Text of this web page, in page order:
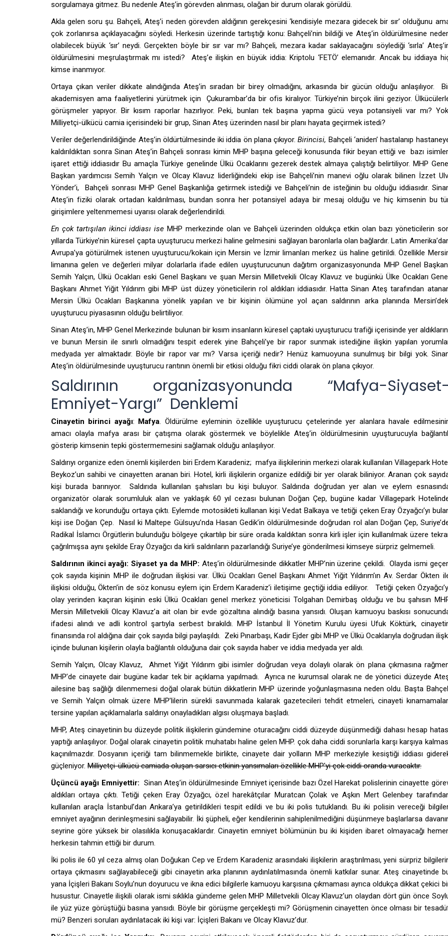
sorgulamaya gitmez. Bu nedenle Ateş’in görevden alınması, olağan bir durum olarak görüldü.
Akla gelen soru şu. Bahçeli, Ateş’i neden görevden aldığının gerekçesini ‘kendisiyle mezara gidecek bir sır’ olduğunu
çok zorlanırsa açıklayacağını söyledi. Herkesin üzerinde tartıştığı konu: Bahçeli’nin bildiği ve Ateş’in öldürülmesine
olabilecek büyük ‘sır’ neydi. Gerçekten böyle bir sır var mı? Bahçeli, mezara kadar saklayacağını söylediği ‘sırla’
öldürülmesini meşrulaştırmak mı istedi? Ateş’e ilişkin en büyük iddia: Kriptolu ‘FETÖ’ elemanıdır. Ancak bu iddiaya
kimse inanmıyor.
Ortaya çıkan veriler dikkate alındığında Ateş’in sıradan bir birey olmadığını, arkasında bir gücün olduğu anlaşılıyor.
akademisyen ama faaliyetlerini yürütmek için Çukurambar’da bir ofis kiralıyor. Türkiye’nin birçok ilini geziyor.
görüşmeler yapıyor. Bir kısım raporlar hazırlıyor. Peki, bunları tek başına yapma gücü veya potansiyeli var mı?
Milliyetçi-ülkücü camia içerisindeki bir grup, Sinan Ateş üzerinden nasıl bir planı hayata geçirmek istedi?
Veriler değerlendirildiğinde Ateş’in öldürtülmesinde iki iddia ön plana çıkıyor.Birincisi, Bahçeli ‘aniden’ hastalanıp
kaldırıldıktan sonra Sinan Ateş’in Bahçeli sonrası kimin MHP başına geleceği konusunda fikir beyan ettiği ve bazı
işaret ettiği iddiasıdır Bu amaçla Türkiye genelinde Ülkü Ocaklarını gezerek destek almaya çalıştığı belirtiliyor. MHP
Başkan yardımcısı Semih Yalçın ve Olcay Klavuz liderliğindeki ekip ise Bahçeli’nin manevi oğlu olarak bilinen İzzet
Yönder’i, Bahçeli sonrası MHP Genel Başkanlığa getirmek istediği ve Bahçeli’nin de isteğinin bu olduğu iddiasıdır.
Ateş’in fiziki olarak ortadan kaldırılması, bundan sonra her potansiyel adaya bir mesaj olduğu ve hiç kimsenin bu
girişimlere yeltenmemesi uyarısı olarak değerlendirildi.
En çok tartışılan ikinci iddiası ise MHP merkezinde olan ve Bahçeli üzerinden oldukça etkin olan bazı yöneticilerin
yıllarda Türkiye’nin küresel çapta uyuşturucu merkezi haline gelmesini sağlayan baronlarla olan bağlardır. Latin
Avrupa’ya götürülmek istenen uyuşturucu/kokain için Mersin ve İzmir limanları merkez üs haline getirildi. Özellikle
limanına gelen ve değerleri milyar dolarlarla ifade edilen uyuşturucunun dağıtım organizasyonunda MHP Genel
Semih Yalçın, Ülkü Ocakları eski Genel Başkanı ve şuan Mersin Milletvekili Olcay Klavuz ve bugünkü Ülke Ocakları
Başkanı Ahmet Yiğit Yıldırım gibi MHP üst düzey yöneticilerin rol aldıkları iddiasıdır. Hatta Sinan Ateş tarafından
Mersin Ülkü Ocakları Başkanına yönelik yapılan ve bir kişinin ölümüne yol açan saldırının arka planında
uyuşturucu piyasasının olduğu belirtiliyor.
Sinan Ateş’in, MHP Genel Merkezinde bulunan bir kısım insanların küresel çaptaki uyuşturucu trafiği içerisinde yer
ve bunun Mersin ile sınırlı olmadığını tespit ederek yine Bahçeli’ye bir rapor sunmak istediğine ilişkin yapılan
medyada yer almaktadır. Böyle bir rapor var mı? Varsa içeriği nedir? Henüz kamuoyuna sunulmuş bir bilgi yok.
Ateş’in öldürülmesinde uyuşturucu rantının önemli bir etkisi olduğu fikri ciddi olarak ön plana çıkıyor.
Saldırının organizasyonunda “Mafya-Siyaset-
Emniyet-Yargı” Denklemi
Cinayetin birinci ayağı: Mafya. Öldürülme eyleminin özellikle uyuşturucu çetelerinde yer alanlara havale
amacı olayla mafya arası bir çatışma olarak göstermek ve böylelikle Ateş’in öldürülmesinin uyuşturucuyla
gösterip kimsenin tepki göstermemesini sağlamak olduğu anlaşılıyor.
Saldırıyı organize eden önemli kişilerden biri Erdem Karadeniz; mafya ilişkilerinin merkezi olarak kullanılan Villagepark
Beykoz’un sahibi ve cinayetten aranan biri. Hotel, kirli ilişkilerin organize edildiği bir yer olarak biliniyor. Aranan çok
kişi burada barınıyor. Saldırıda kullanılan şahısları bu kişi buluyor. Saldırıda doğrudan yer alan ve eylem
organizatör olarak sorumluluk alan ve yaklaşık 60 yıl cezası bulunan Doğan Çep, bugüne kadar Villagepark
saklandığı ve korunduğu ortaya çıktı. Eylemde motosikleti kullanan kişi Vedat Balkaya ve tetiği çeken Eray Özyağcı’yı
kişi ise Doğan Çep. Nasıl ki Maltepe Gülsuyu’nda Hasan Gedik’in öldürülmesinde doğrudan rol alan Doğan Çep,
Radikal İslamcı Örgütlerin bulunduğu bölgeye çıkartılıp bir süre orada kaldıktan sonra kirli işler için kullanılmak üzere
çağrılmışsa aynı şekilde Eray Özyağcı da kirli saldırıların pazarlandığı Suriye’ye gönderilmesi kimseye sürpriz gelmemeli.
Saldırının ikinci ayağı: Siyaset ya da MHP: Ateş’in öldürülmesinde dikkatler MHP’nin üzerine çekildi. Olayda ismi
çok sayıda kişinin MHP ile doğrudan ilişkisi var. Ülkü Ocakları Genel Başkanı Ahmet Yiğit Yıldırım’ın Av. Serdar Ökten
ilişkisi olduğu, Ökten’in de söz konusu eylem için Erdem Karadeniz’i iletişime geçtiği iddia ediliyor. Tetiği çeken
olay yerinden kaçıran kişinin eski Ülkü Ocakları genel merkez yöneticisi Tolgahan Demirbaş olduğu ve bu şahısın
Mersin Milletvekili Olcay Klavuz’a ait olan bir evde gözaltına alındığı basına yansıdı. Oluşan kamuoyu baskısı
ifadesi alındı ve adli kontrol şartıyla serbest bırakıldı. MHP İstanbul İl Yönetim Kurulu üyesi Ufuk Köktürk,
finansında rol aldığına dair çok sayıda bilgi paylaşıldı. Zeki Pınarbaşı, Kadir Ejder gibi MHP ve Ülkü Ocaklarıyla doğrudan
içinde bulunan kişilerin olayla bağlantılı olduğuna dair çok sayıda haber ve iddia medyada yer aldı.
Semih Yalçın, Olcay Klavuz, Ahmet Yiğit Yıldırım gibi isimler doğrudan veya dolaylı olarak ön plana çıkmasına
MHP’de cinayete dair bugüne kadar tek bir açıklama yapılmadı. Ayrıca ne kurumsal olarak ne de yönetici düzeyde
ailesine baş sağlığı dilenmemesi doğal olarak bütün dikkatlerin MHP üzerinde yoğunlaşmasına neden oldu. Başta
ve Semih Yalçın olmak üzere MHP’lilerin sürekli savunmada kalarak gazetecileri tehdit etmeleri, cinayeti
tersine yapılan açıklamalarla saldırıyı onayladıkları algısı oluşmaya başladı.
MHP, Ateş cinayetinin bu düzeyde politik ilişkilerin gündemine oturacağını ciddi düzeyde düşünmediği dahası hesap
yaptığı anlaşılıyor. Doğal olarak cinayetin politik muhatabı haline gelen MHP. çok daha ciddi sorunlarla karşı karşıya
kaçınılmazdır. Dosyanın içeriği tam bilinmemekle birlikte, cinayete dair yolların MHP merkeziyle kesiştiği iddiası
güçleniyor. Milliyetçi-ülkücü camiada oluşan sarsıcı etkinin yansımaları özellikle MHP’yi çok ciddi oranda vuracaktır.
Üçüncü ayağı Emniyettir: Sinan Ateş’in öldürülmesinde Emniyet içerisinde bazı Özel Harekat polislerinin cinayette
aldıkları ortaya çıktı. Tetiği çeken Eray Özyağcı, özel harekâtçılar Muratcan Çolak ve Aşkın Mert Gelenbey
kullanılan araçla İstanbul’dan Ankara’ya getirildikleri tespit edildi ve bu iki polis tutuklandı. Bu iki polisin vereceği
emniyet ayağının derinleşmesini sağlayabilir. İki şüpheli, eğer kendilerinin sahiplenilmediğini düşünmeye başlarlarsa
seyrine göre yüksek bir olasılıkla konuşacaklardır. Cinayetin emniyet bölümünün bu iki kişiden ibaret olmayacağı
herkesin tahmin ettiği bir durum.
İki polis ile 60 yıl ceza almış olan Doğukan Cep ve Erdem Karadeniz arasındaki ilişkilerin araştırılması, yeni sürpriz
ortaya çıkmasını sağlayabileceği gibi cinayetin arka planının aydınlatılmasında önemli katkılar sunar. Ateş cinayetinde
yana İçişleri Bakanı Soylu’nun doyurucu ve ikna edici bilgilerle kamuoyu karşısına çıkmaması ayrıca oldukça dikkat çekici
husustur. Cinayetle ilişkili olarak ismi sıklıkla gündeme gelen MHP Milletvekili Olcay Klavuz’un olaydan dört gün önce
ile yüz yüze görüştüğü basına yansıdı. Böyle bir görüşme gerçekleşti mi? Görüşmenin cinayetten önce olması bir
mü? Benzeri soruları aydınlatacak iki kişi var: İçişleri Bakanı ve Olcay Klavuz’dur.